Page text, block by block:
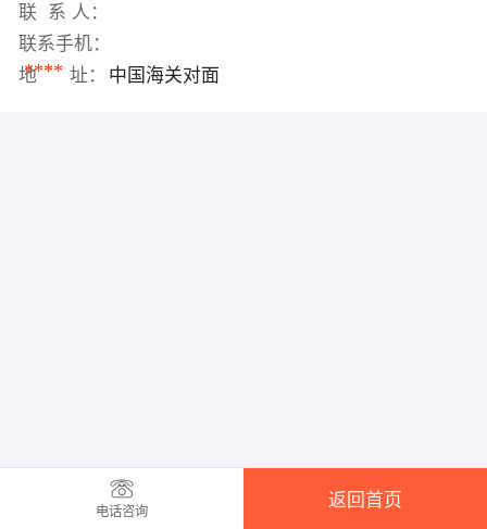
联 系 人：
联系手机：
****
地 址： 中国海关对面
电话咨询
返回首页